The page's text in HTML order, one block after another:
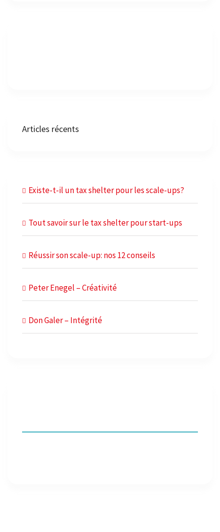
Articles récents
Existe-t-il un tax shelter pour les scale-ups?
Tout savoir sur le tax shelter pour start-ups
Réussir son scale-up: nos 12 conseils
Peter Enegel – Créativité
Don Galer – Intégrité